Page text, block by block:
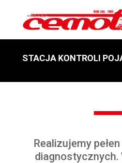
STACJA KONTROLI
Realizujemy
diagnostycznych.